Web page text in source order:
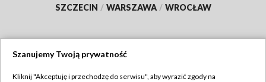
SZCZECIN / WARSZAWA / WROCŁAW
Szanujemy Twoją prywatność
Kliknij "Akceptuję i przechodzę do serwisu", aby wyrazić zgody na